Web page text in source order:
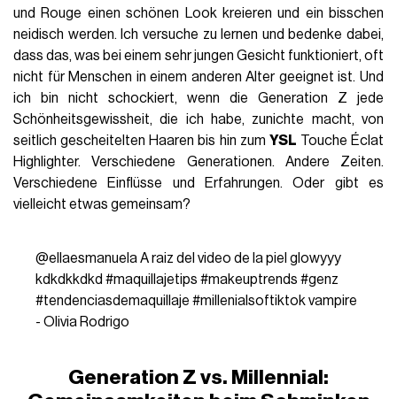
und Rouge einen schönen Look kreieren und ein bisschen
neidisch werden. Ich versuche zu lernen und bedenke dabei,
dass das, was bei einem sehr jungen Gesicht funktioniert, oft
nicht für Menschen in einem anderen Alter geeignet ist. Und
ich bin nicht schockiert, wenn die Generation Z jede
Schönheitsgewissheit, die ich habe, zunichte macht, von
seitlich gescheitelten Haaren bis hin zum YSL Touche Éclat
Highlighter. Verschiedene Generationen. Andere Zeiten.
Verschiedene Einflüsse und Erfahrungen. Oder gibt es
vielleicht etwas gemeinsam?
@ellaesmanuelaA raiz del video de la piel glowyyy
kdkdkkdkd #maquillajetips #makeuptrends #genz
#tendenciasdemaquillaje #millenialsoftiktokvampire
- Olivia Rodrigo
Generation Z vs. Millennial: